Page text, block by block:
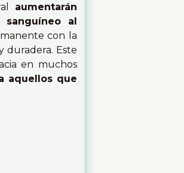
aumentarán
al
con la
duradera. Este
en muchos
aquellos que